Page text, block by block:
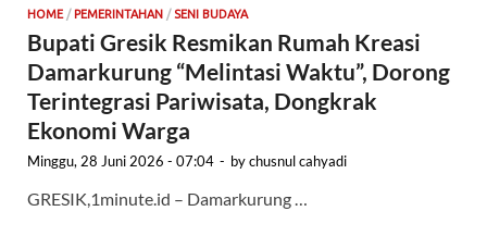
HOME/ PEMERINTAHAN /SENI BUDAYA
Bupati Gresik Resmikan Rumah Kreasi
Damarkurung “Melintasi Waktu”, Dorong
Terintegrasi Pariwisata, Dongkrak
Ekonomi Warga
Minggu, 28 Juni 2026 - 07:04 - bychusnul cahyadi
GRESIK,1minute.id – Damarkurung …